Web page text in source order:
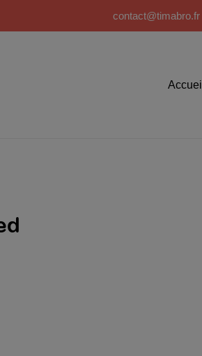
contact@timabro.fr
Accueil